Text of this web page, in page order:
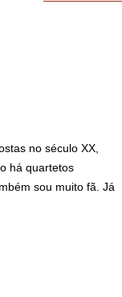
no século XX,
há quartetos
sou muito fã. Já